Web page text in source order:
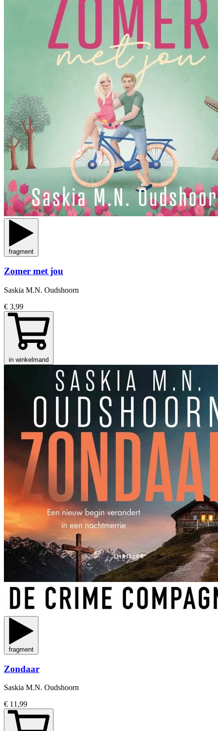
fragment
Zomer met jou
Saskia M.N. Oudshoorn
€ 3,99
in winkelmand
fragment
Zondaar
Saskia M.N. Oudshoorn
€ 11,99